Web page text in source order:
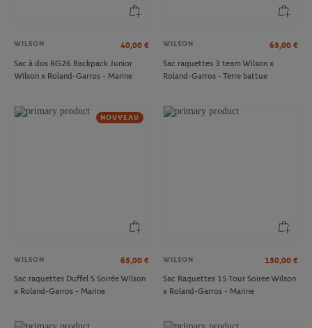
WILSON 40,00 €
Sac à dos RG26 Backpack Junior
Wilson x Roland-Garros - Marine
WILSON 65,00 €
Sac raquettes 3 team Wilson x
Roland-Garros - Terre battue
NOUVEAU
WILSON 65,00 €
Sac raquettes Duffel S Soirée Wilson
x Roland-Garros - Marine
WILSON 150,00 €
Sac Raquettes 15 Tour Soiree Wilson
x Roland-Garros - Marine